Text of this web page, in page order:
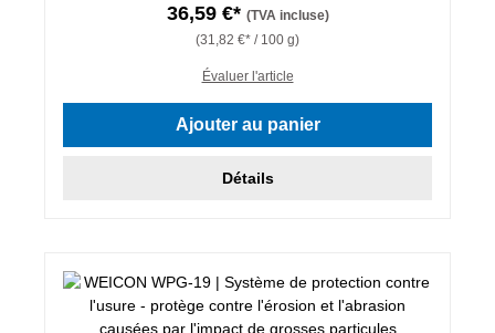
36,59 €* (TVA incluse)
(31,82 €* / 100 g)
Évaluer l'article
Ajouter au panier
Détails